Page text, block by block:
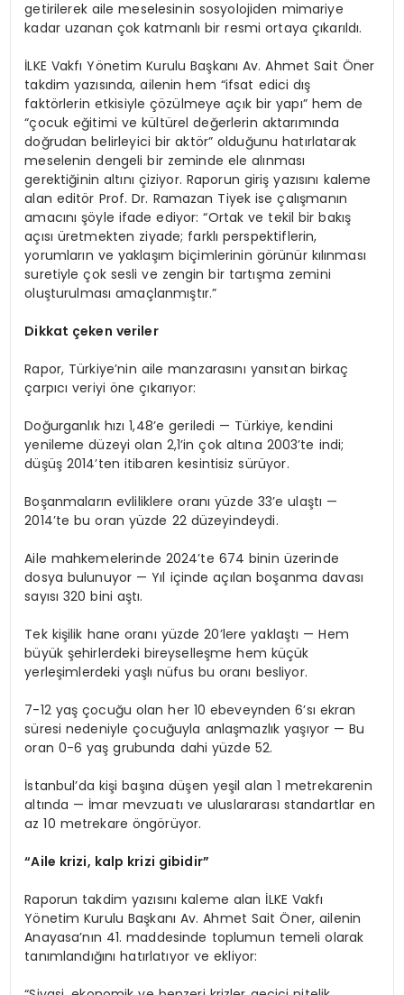
getirilerek aile meselesinin sosyolojiden mimariye
kadar uzanan çok katmanlı bir resmi ortaya çıkarıldı.
İLKE Vakfı Yönetim Kurulu Başkanı Av. Ahmet Sait Öner
takdim yazısında, ailenin hem “ifsat edici dış
faktörlerin etkisiyle çözülmeye açık bir yapı” hem de
“çocuk eğitimi ve kültürel değerlerin aktarımında
doğrudan belirleyici bir aktör” olduğunu hatırlatarak
meselenin dengeli bir zeminde ele alınması
gerektiğinin altını çiziyor. Raporun giriş yazısını kaleme
alan editör Prof. Dr. Ramazan Tiyek ise çalışmanın
amacını şöyle ifade ediyor: “Ortak ve tekil bir bakış
açısı üretmekten ziyade; farklı perspektiflerin,
yorumların ve yaklaşım biçimlerinin görünür kılınması
suretiyle çok sesli ve zengin bir tartışma zemini
oluşturulması amaçlanmıştır.”
Dikkat çeken veriler
Rapor, Türkiye’nin aile manzarasını yansıtan birkaç
çarpıcı veriyi öne çıkarıyor:
Doğurganlık hızı 1,48’e geriledi — Türkiye, kendini
yenileme düzeyi olan 2,1’in çok altına 2003’te indi;
düşüş 2014’ten itibaren kesintisiz sürüyor.
Boşanmaların evliliklere oranı yüzde 33’e ulaştı —
2014’te bu oran yüzde 22 düzeyindeydi.
Aile mahkemelerinde 2024’te 674 binin üzerinde
dosya bulunuyor — Yıl içinde açılan boşanma davası
sayısı 320 bini aştı.
Tek kişilik hane oranı yüzde 20’lere yaklaştı — Hem
büyük şehirlerdeki bireyselleşme hem küçük
yerleşimlerdeki yaşlı nüfus bu oranı besliyor.
7-12 yaş çocuğu olan her 10 ebeveynden 6’sı ekran
süresi nedeniyle çocuğuyla anlaşmazlık yaşıyor — Bu
oran 0-6 yaş grubunda dahi yüzde 52.
İstanbul’da kişi başına düşen yeşil alan 1 metrekarenin
altında — İmar mevzuatı ve uluslararası standartlar en
az 10 metrekare öngörüyor.
“Aile krizi, kalp krizi gibidir”
Raporun takdim yazısını kaleme alan İLKE Vakfı
Yönetim Kurulu Başkanı Av. Ahmet Sait Öner, ailenin
Anayasa’nın 41. maddesinde toplumun temeli olarak
tanımlandığını hatırlatıyor ve ekliyor: